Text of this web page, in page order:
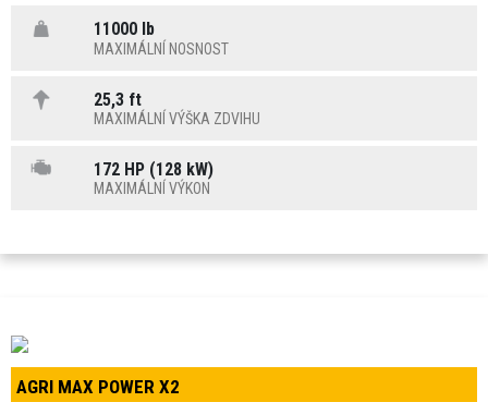
11000 lb
MAXIMÁLNÍ NOSNOST
25,3 ft
MAXIMÁLNÍ VÝŠKA ZDVIHU
172 HP (128 kW)
MAXIMÁLNÍ VÝKON
AGRI MAX POWER X2